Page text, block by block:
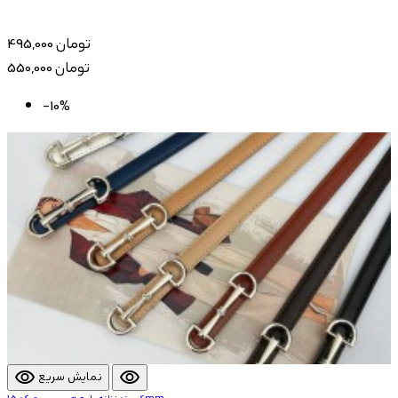
495,000 تومان
550,000 تومان
-10%
visibility نمایش سریع visibility